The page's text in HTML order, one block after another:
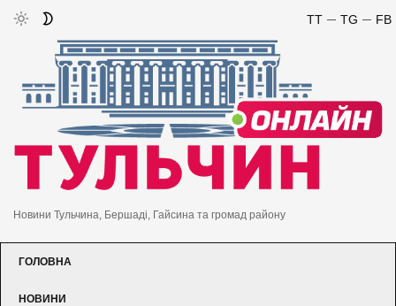
FB
TG
TT
Новини Тульчина, Бершаді, Гайсина та громад району
ГОЛОВНА
НОВИНИ